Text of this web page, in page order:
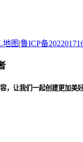
地图 |鲁ICP备
，让我们一起创建更加美好